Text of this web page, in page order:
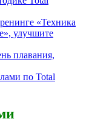
«Техника
улучшите
плавания,
по Total